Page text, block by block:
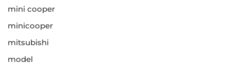
mini cooper
minicooper
mitsubishi
model